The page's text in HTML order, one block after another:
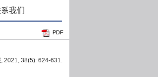
PDF
2021, 38(5): 624-631.